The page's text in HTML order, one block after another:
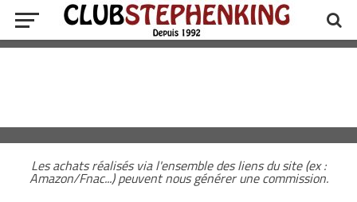
Les achats réalisés via l'ensemble des liens du site (ex :
Amazon/Fnac...) peuvent nous générer une commission.